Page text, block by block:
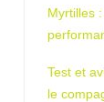
Myrtilles
Test et
le